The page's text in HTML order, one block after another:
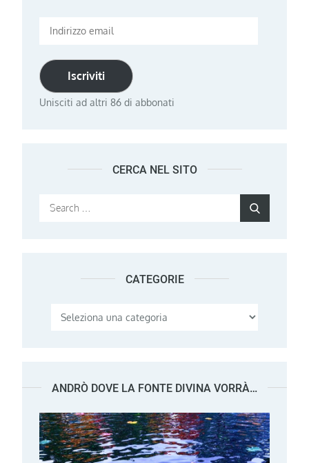
Indirizzo
Iscriviti
Unisciti ad altri 86 di abbonati
CERCA NEL SITO
Search
CATEGORIE
Categorie
ANDRÒ DOVE LA FONTE DIVINA VORRÀ…